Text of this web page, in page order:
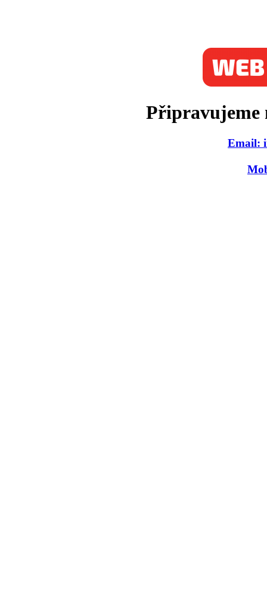
Připravujeme
Email: